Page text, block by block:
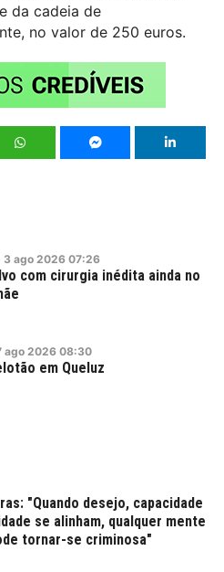
da cadeia de
no valor de 250 euros.
3 ago 2026 07:26
com cirurgia inédita ainda no
ago 2026 08:30
em Queluz
"Quando desejo, capacidade
se alinham, qualquer mente
tornar-se criminosa"